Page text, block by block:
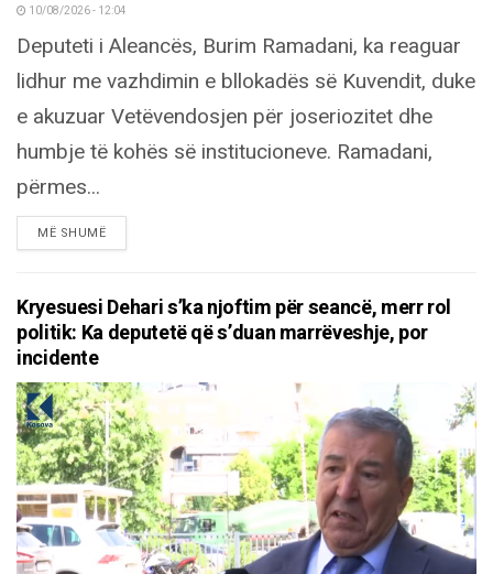
10/08/2026 - 12:04
Deputeti i Aleancës, Burim Ramadani, ka reaguar
lidhur me vazhdimin e bllokadës së Kuvendit, duke
e akuzuar Vetëvendosjen për joseriozitet dhe
humbje të kohës së institucioneve. Ramadani,
përmes...
MË SHUMËDETAILS
Kryesuesi Dehari s’ka njoftim për seancë, merr rol
politik: Ka deputetë që s’duan marrëveshje, por
incidente